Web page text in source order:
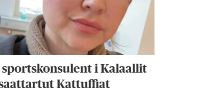
sportskonsulent i Kalaallit
Kattuffiat